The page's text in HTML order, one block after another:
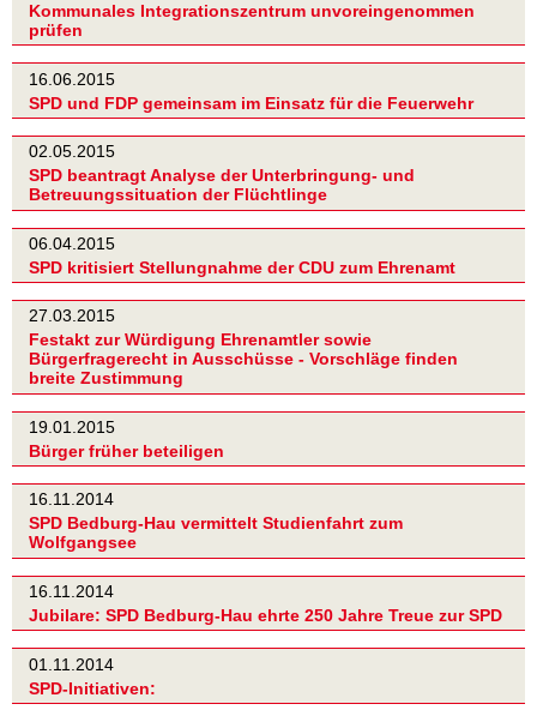
Kommunales Integrationszentrum unvoreingenommen
prüfen
16.06.2015
SPD und FDP gemeinsam im Einsatz für die Feuerwehr
02.05.2015
SPD beantragt Analyse der Unterbringung- und
Betreuungssituation der Flüchtlinge
06.04.2015
SPD kritisiert Stellungnahme der CDU zum Ehrenamt
27.03.2015
Festakt zur Würdigung Ehrenamtler sowie
Bürgerfragerecht in Ausschüsse - Vorschläge finden
breite Zustimmung
19.01.2015
Bürger früher beteiligen
16.11.2014
SPD Bedburg-Hau vermittelt Studienfahrt zum
Wolfgangsee
16.11.2014
Jubilare: SPD Bedburg-Hau ehrte 250 Jahre Treue zur SPD
01.11.2014
SPD-Initiativen: